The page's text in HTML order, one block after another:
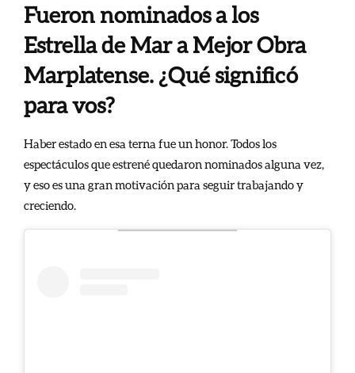
Fueron nominados a los
Estrella de Mar a Mejor Obra
Marplatense. ¿Qué significó
para vos?
Haber estado en esa terna fue un honor. Todos los
espectáculos que estrené quedaron nominados alguna vez,
y eso es una gran motivación para seguir trabajando y
creciendo.